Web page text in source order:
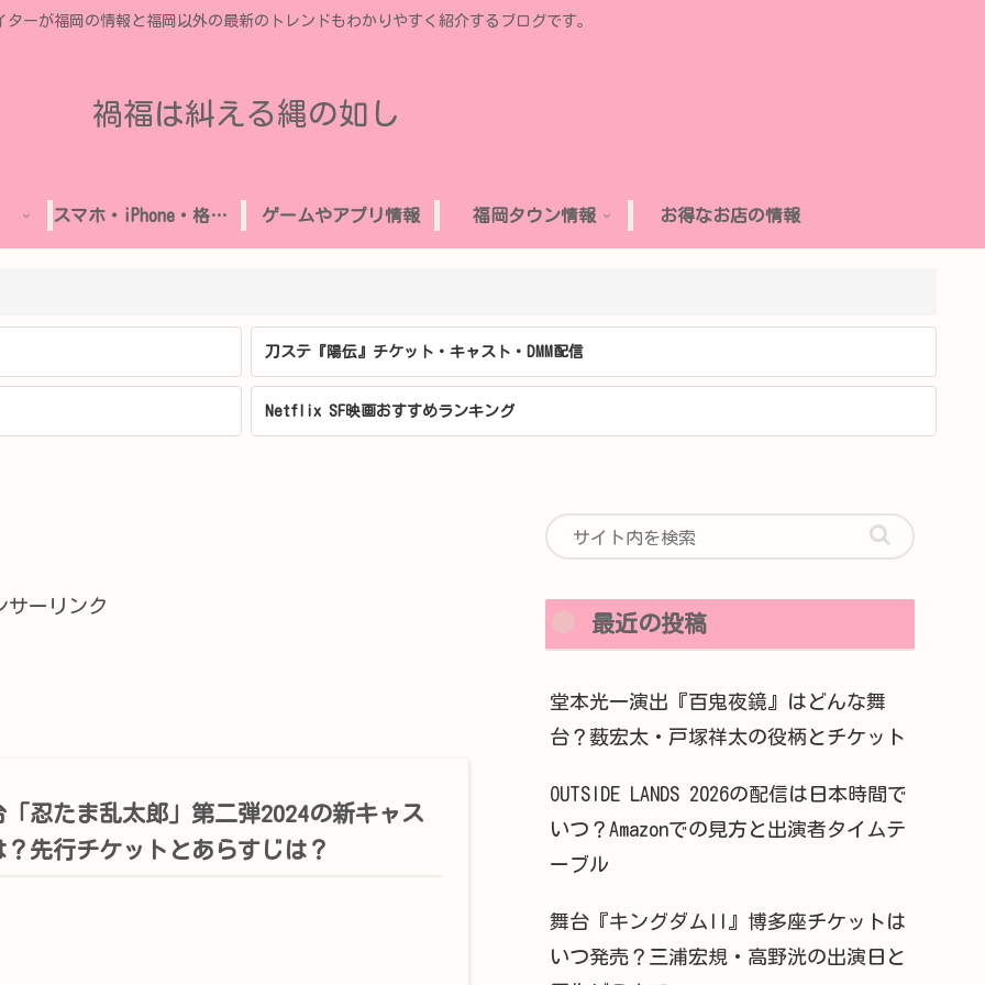
ターが福岡の情報と福岡以外の最新のトレンドもわかりやすく紹介するブログです。
禍福は糾える縄の如し
スマホ・iPhone・格安SIM ゲームやアプリ情報 福岡タウン情報 お得なお店の情報
刀ステ『陽伝』チケット・キャスト・DMM配信
Netflix SF映画おすすめランキング
サーリンク
「忍たま乱太郎」第二弾2024の新キャス
？先行チケットとあらすじは？
最近の投稿
堂本光一演出『百鬼夜鏡』はどんな舞
台？薮宏太・戸塚祥太の役柄とチケット
OUTSIDE LANDS 2026の配信は日本時間で
いつ？Amazonでの見方と出演者タイムテ
ーブル
舞台『キングダムII』博多座チケットは
いつ発売？三浦宏規・高野洸の出演日と